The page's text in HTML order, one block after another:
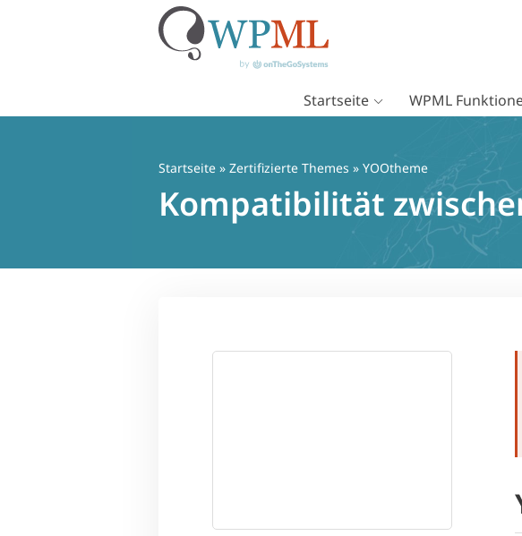
Startseite WPML
Startseite » Zertifizierte Themes » YOOtheme
Kompatibilität